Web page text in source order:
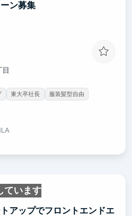
ン募集
東大卒社長
服装髪型自由
ています
アップでフロントエンドエ